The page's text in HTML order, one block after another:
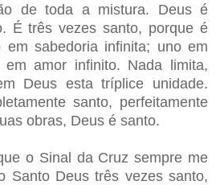
de toda a mistura. Deus é
É três vezes santo, porque é
sabedoria infinita; uno em
amor infinito. Nada limita,
Deus esta tríplice unidade.
santo, perfeitamente
obras, Deus é santo.
o Sinal da Cruz sempre me
Santo Deus três vezes santo,